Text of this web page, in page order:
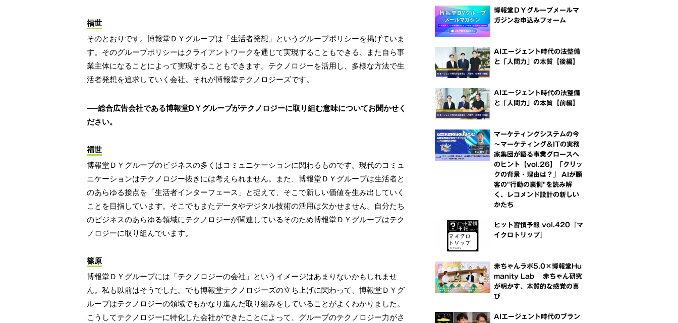
福世
そのとおりです。博報堂ＤＹグループは「生活者発想」というグループポリシーを掲げていま
す。そのグループポリシーはクライアントワークを通じて実現することもできる、また自ら事
業主体になることによって実現することもできます。テクノロジーを活用し、多様な方法で生
活者発想を追求していく会社。それが博報堂テクノロジーズです。
──総合広告会社である博報堂DＹグループがテクノロジーに取り組む意味についてお聞かせく
ださい。
福世
博報堂ＤＹグループのビジネスの多くはコミュニケーションに関わるものです。現代のコミュ
ニケーションはテクノロジー抜きには考えられません。また、博報堂ＤＹグループは生活者と
のあらゆる接点を「生活者インターフェース」と捉えて、そこで新しい価値を生み出していく
ことを目指しています。そこでもまたデータやデジタル技術の活用は欠かせません。自分たち
のビジネスのあらゆる領域にテクノロジーが関連しているそのため博報堂ＤＹグループはテク
ノロジーに取り組んでいます。
篠原
博報堂ＤＹグループには「テクノロジーの会社」というイメージはあまりないかもしれませ
ん。私も以前はそうでした。でも博報堂テクノロジーズの立ち上げに関わって、博報堂ＤＹグ
ループはテクノロジーの領域でもかなり進んだ取り組みをしていることがよくわかりました。
こうしてテクノロジーに特化した会社ができたことによって、グループのテクノロジー力がさ
博報堂ＤＹグループメールマ
ガジンお申込みフォーム
AIエージェント時代の法整備
と「人間力」の本質【後編】
AIエージェント時代の法整備
と「人間力」の本質【前編】
マーケティングシステムの今
～マーケティング＆ITの実務
家集団が語る事業グロースへ
のヒント【vol.26】「クリッ
クの背景・理由は？」 AIが顧
客の"行動の裏側"を読み解
く、レコメンド設計の新しい
かたち
ヒット習慣予報 vol.420『マ
イクロトリップ』
赤ちゃんラボ5.0×博報堂Hu
manity Lab 赤ちゃん研究
が明かす、本質的な感覚の喜
び
AIエージェント時代のブラン